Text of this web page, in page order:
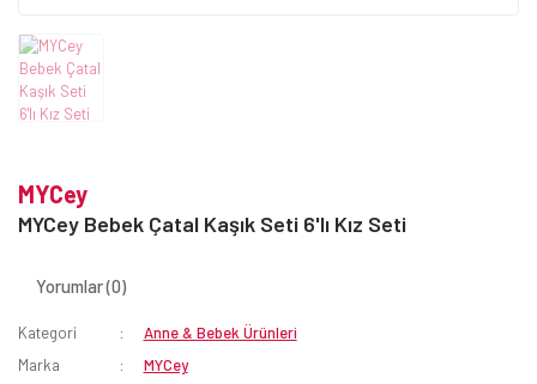
MYCey
MYCey Bebek Çatal Kaşık Seti 6'lı Kız Seti
Yorumlar (0)
Kategori
Anne & Bebek Ürünleri
Marka
MYCey